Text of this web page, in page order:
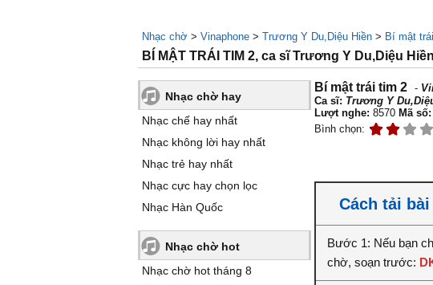
Nhạc chờ > Vinaphone > Trương Y Du,Diệu Hiền > Bí mật
BÍ MẬT TRÁI TIM 2, ca sĩ Trương Y Du,Diệu
Nhạc chờ hay
Nhạc chế hay nhất
Nhạc không lời hay nhất
Nhạc trẻ hay nhất
Nhạc cực hay chọn lọc
Nhạc Hàn Quốc
Nhạc chờ hot
Nhạc chờ hot tháng 8
Bí mật trái tim 2 -
Ca sĩ: Trương Y
Lượt nghe: 8570 Mã số:
Bình chọn:
Cách tải
Bước 1: Nếu bạn
chờ, soạn trước: